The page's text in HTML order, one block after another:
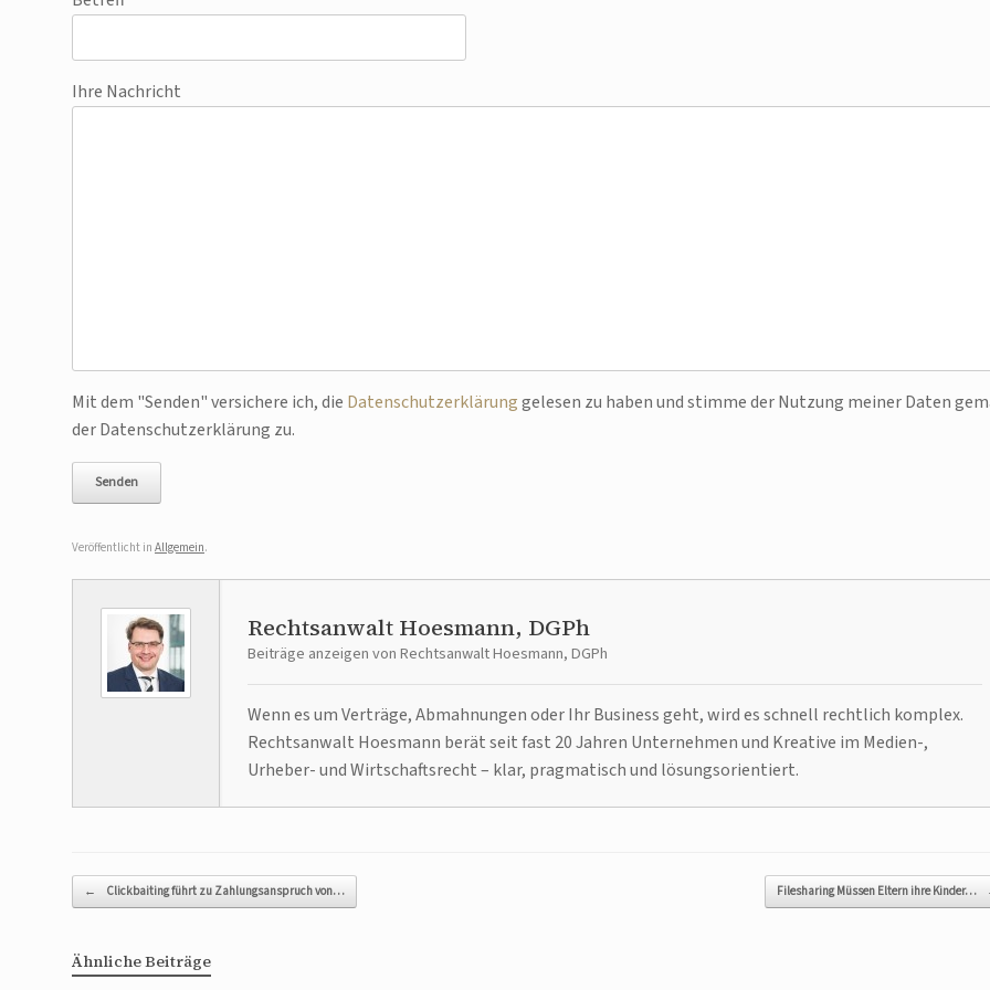
Ihre Nachricht
Bitte lasse dieses Feld leer.
Mit dem "Senden" versichere ich, die Datenschutzerklärunggelesen zu haben und stimme der Nutzung meiner Daten
der Datenschutzerklärung zu.
Veröffentlicht in Allgemein.
Rechtsanwalt Hoesmann, DGPh
Beiträge anzeigen von Rechtsanwalt Hoesmann, DGPh
Wenn es um Verträge, Abmahnungen oder Ihr Business geht, wird es schnell rechtlich komplex.
Rechtsanwalt Hoesmann berät seit fast 20 Jahren Unternehmen und Kreative im Medien-,
Urheber- und Wirtschaftsrecht – klar, pragmatisch und lösungsorientiert.
Beitragsnavigation
← Clickbaiting führt zu Zahlungsanspruch von… Filesharing Müssen Eltern ihre Kinder…
Ähnliche Beiträge